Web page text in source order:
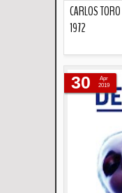
CARLOS
1972
30
Apr
2019